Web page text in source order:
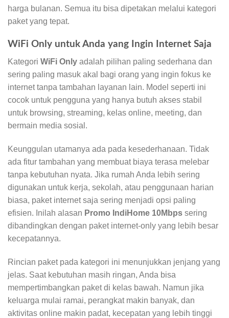
harga bulanan. Semua itu bisa dipetakan melalui kategori
paket yang tepat.
WiFi Only untuk Anda yang Ingin Internet Saja
Kategori WiFi Only adalah pilihan paling sederhana dan
sering paling masuk akal bagi orang yang ingin fokus ke
internet tanpa tambahan layanan lain. Model seperti ini
cocok untuk pengguna yang hanya butuh akses stabil
untuk browsing, streaming, kelas online, meeting, dan
bermain media sosial.
Keunggulan utamanya ada pada kesederhanaan. Tidak
ada fitur tambahan yang membuat biaya terasa melebar
tanpa kebutuhan nyata. Jika rumah Anda lebih sering
digunakan untuk kerja, sekolah, atau penggunaan harian
biasa, paket internet saja sering menjadi opsi paling
efisien. Inilah alasan Promo IndiHome 10Mbps sering
dibandingkan dengan paket internet-only yang lebih besar
kecepatannya.
Rincian paket pada kategori ini menunjukkan jenjang yang
jelas. Saat kebutuhan masih ringan, Anda bisa
mempertimbangkan paket di kelas bawah. Namun jika
keluarga mulai ramai, perangkat makin banyak, dan
aktivitas online makin padat, kecepatan yang lebih tinggi